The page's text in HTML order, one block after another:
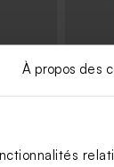
À propos des